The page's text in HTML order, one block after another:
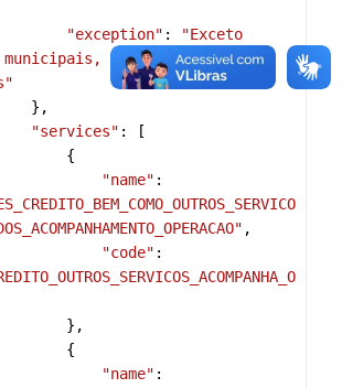
"exception" :
"Exceto
estaduais e
"services" : [
"name"
,
"code"
"name"